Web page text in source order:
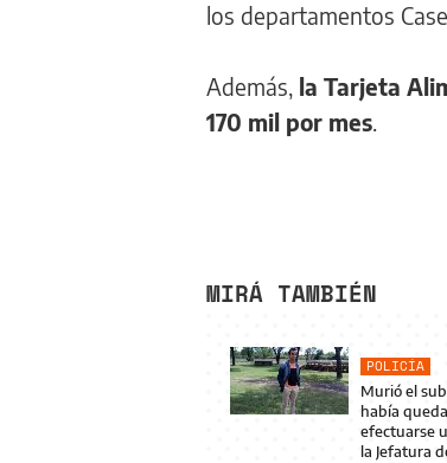
los departamentos
Además, la Tarjeta
170 mil por mes.
MIRÁ TAMBIÉN
POLICÍA
Murió el
había
efectuarse
la Jefatura